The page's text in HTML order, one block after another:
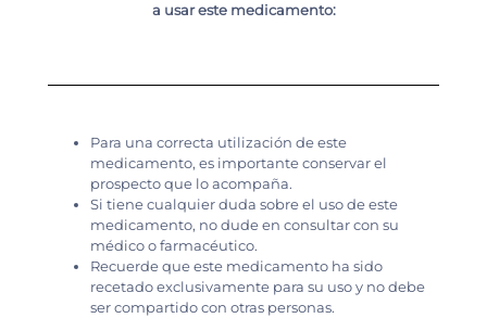
a usar este medicamento:
Para una correcta utilización de este
medicamento, es importante conservar el
prospecto que lo acompaña.
Si tiene cualquier duda sobre el uso de este
medicamento, no dude en consultar con su
médico o farmacéutico.
Recuerde que este medicamento ha sido
recetado exclusivamente para su uso y no debe
ser compartido con otras personas.